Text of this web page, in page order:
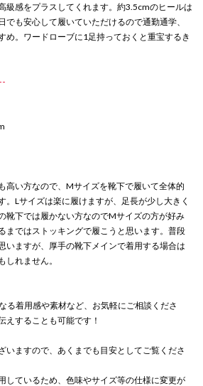
級感をプラスしてくれます。約3.5cmのヒールは
でも安心して履いていただけるので通勤通学、
め。ワードローブに1足持っておくと重宝するき
高い方なので、Mサイズを靴下で履いて全体的
。Lサイズは楽に履けますが、足長が少し大きく
靴下では履かない方なのでMサイズの方が好み
まではストッキングで履こうと思います。普段
いますが、厚手の靴下メインで着用する場合は
しれません。
る着用感や素材など、お気軽にご相談くださ
えすることも可能です！
ますので、あくまでも目安としてご覧くださ
しているため、色味やサイズ等の仕様に変更が